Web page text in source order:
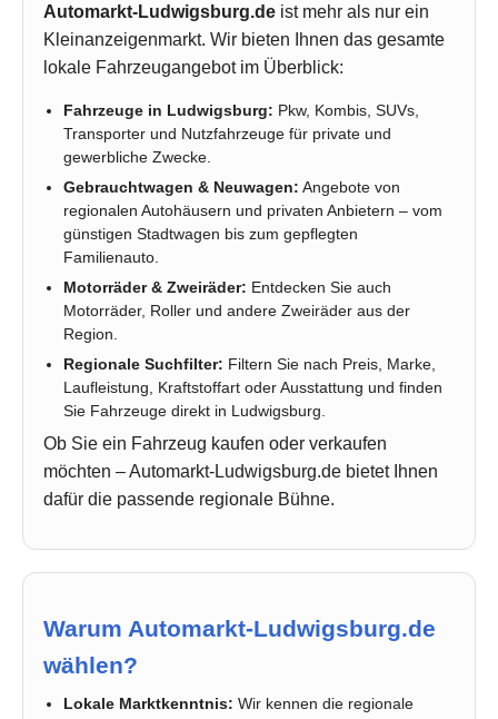
Automarkt-Ludwigsburg.de ist mehr als nur ein
Kleinanzeigenmarkt. Wir bieten Ihnen das gesamte
lokale Fahrzeugangebot im Überblick:
Fahrzeuge in Ludwigsburg: Pkw, Kombis, SUVs,
Transporter und Nutzfahrzeuge für private und
gewerbliche Zwecke.
Gebrauchtwagen & Neuwagen: Angebote von
regionalen Autohäusern und privaten Anbietern – vom
günstigen Stadtwagen bis zum gepflegten
Familienauto.
Motorräder & Zweiräder: Entdecken Sie auch
Motorräder, Roller und andere Zweiräder aus der
Region.
Regionale Suchfilter: Filtern Sie nach Preis, Marke,
Laufleistung, Kraftstoffart oder Ausstattung und finden
Sie Fahrzeuge direkt in Ludwigsburg.
Ob Sie ein Fahrzeug kaufen oder verkaufen
möchten – Automarkt-Ludwigsburg.de bietet Ihnen
dafür die passende regionale Bühne.
Warum Automarkt-Ludwigsburg.de
wählen?
Lokale Marktkenntnis: Wir kennen die regionale